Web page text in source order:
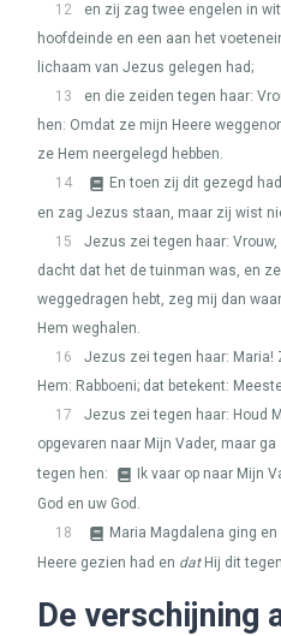
12
en zij zag twee engelen in
hoofdeinde en een aan het
lichaam van Jezus gelegen had;
13
en die zeiden tegen haar:
hen: Omdat ze mijn Heere
ze Hem neergelegd hebben.
14
En toen zij dit gezegd
en zag Jezus staan, maar zij wist
15
Jezus zei tegen haar:
dacht dat het de tuinman was, en
weggedragen hebt, zeg mij dan
Hem weghalen.
16
Jezus zei tegen haar: Maria!
Hem: Rabboeni; dat betekent:
17
Jezus zei tegen haar: Houd
opgevaren naar Mijn Vader, maar ga
tegen hen:
Ik vaar op naar Mijn
God en uw God.
18
Maria Magdalena ging
Heere gezien had en datHij dit
De verschijning